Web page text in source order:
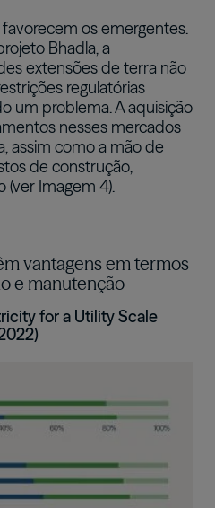
os emergentes.
Bhadla, a
extensões de terra não
regulatórias
um problema. A aquisição
nesses mercados
assim como a mão de
de construção,
Imagem 4).
vantagens em termos
e manutenção
for a Utility Scale